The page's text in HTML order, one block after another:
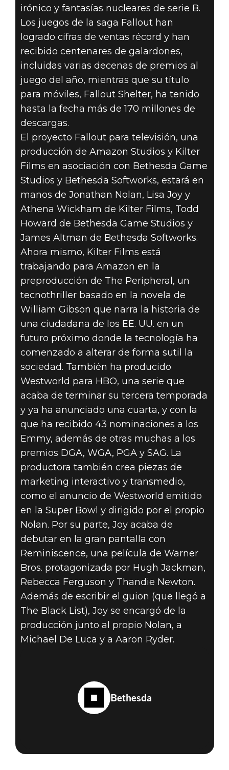
irónico y fantasías nucleares de serie B.
Los juegos de la saga Fallout han
logrado cifras de ventas récord y han
recibido centenares de galardones,
incluidas varias decenas de premios al
juego del año, mientras que su título
para móviles, Fallout Shelter, ha tenido
hasta la fecha más de 170 millones de
descargas.
El proyecto Fallout para televisión, una
producción de Amazon Studios y Kilter
Films en asociación con Bethesda Game
Studios y Bethesda Softworks, estará en
manos de Jonathan Nolan, Lisa Joy y
Athena Wickham de Kilter Films, Todd
Howard de Bethesda Game Studios y
James Altman de Bethesda Softworks.
Ahora mismo, Kilter Films está
trabajando para Amazon en la
preproducción de The Peripheral, un
tecnothriller basado en la novela de
William Gibson que narra la historia de
una ciudadana de los EE. UU. en un
futuro próximo donde la tecnología ha
comenzado a alterar de forma sutil la
sociedad. También ha producido
Westworld para HBO, una serie que
acaba de terminar su tercera temporada
y ya ha anunciado una cuarta, y con la
que ha recibido 43 nominaciones a los
Emmy, además de otras muchas a los
premios DGA, WGA, PGA y SAG. La
productora también crea piezas de
marketing interactivo y transmedio,
como el anuncio de Westworld emitido
en la Super Bowl y dirigido por el propio
Nolan. Por su parte, Joy acaba de
debutar en la gran pantalla con
Reminiscence, una película de Warner
Bros. protagonizada por Hugh Jackman,
Rebecca Ferguson y Thandie Newton.
Además de escribir el guion (que llegó a
The Black List), Joy se encargó de la
producción junto al propio Nolan, a
Michael De Luca y a Aaron Ryder.
Bethesda